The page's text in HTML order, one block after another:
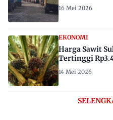
16 Mei 2026
EKONOMI
Harga Sawit
Tertinggi
14 Mei 2026